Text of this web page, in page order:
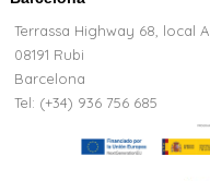
Terrassa Highway 68, local A
08191 Rubi
Barcelona
Tel: (+34) 936 756 685